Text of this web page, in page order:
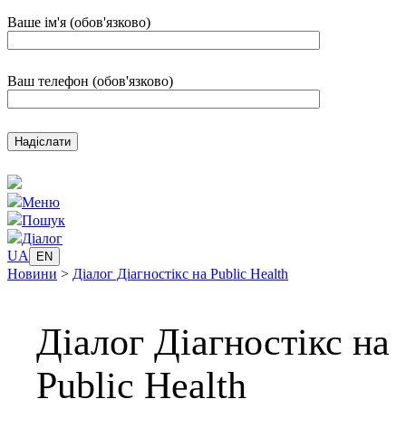
Ваше ім'я (обов'язково)
Ваш телефон (обов'язково)
Меню
Пошук
Діалог
UA
EN
Новини > Діалог Діагностікс на Public Health
Діалог Діагностікс на
Public Health